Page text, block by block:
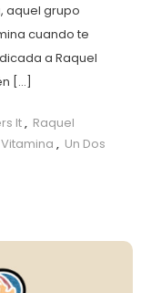
aquel grupo
cuando te
a Raquel
[…]
It, Raquel
, Un Dos